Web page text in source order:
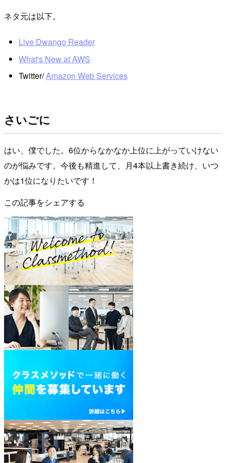
ネタ元は以下。
Live Dwango Reader
What's New at AWS
Twitter/Amazon Web Services
さいごに
はい、僕でした。6位からなかなか上位に上がっていけない
のが悩みです。今後も精進して、月4本以上書き続け、いつ
かは1位になりたいです！
この記事をシェアする